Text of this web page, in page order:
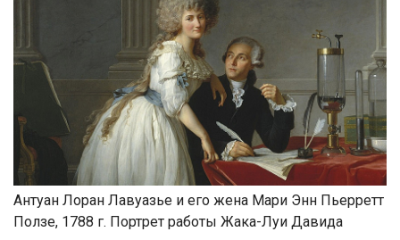
Антуан Лоран Лавуазье и его жена Мари Энн Пьерретт
Ползе, 1788 г. Портрет работы Жака-Луи Давида